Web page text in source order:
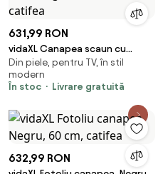
631,99 RON
vidaXL Canapea scaun cu
cotiere, gri închis, 53 cm,
catifea
Din piele, pentru TV, în stil
modern
În stoc
Livrare gratuită
632,99 RON